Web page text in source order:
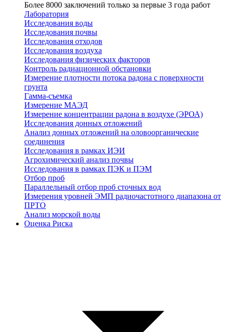
Более 8000 заключений только за первые 3 года работ
Лаборатория
Исследования воды
Исследования почвы
Исследования отходов
Исследования воздуха
Исследования физических факторов
Контроль радиационной обстановки
Измерение плотности потока радона с поверхности
грунта
Гамма-съемка
Измерение МАЭД
Измерение концентрации радона в воздухе (ЭРОА)
Исследования донных отложений
Анализ донных отложений на оловоорганические
соединения
Исследования в рамках ИЭИ
Агрохимический анализ почвы
Исследования в рамках ПЭК и ПЭМ
Отбор проб
Параллельный отбор проб сточных вод
Измерения уровней ЭМП радиочастотного диапазона от
ПРТО
Анализ морской воды
Оценка Риска